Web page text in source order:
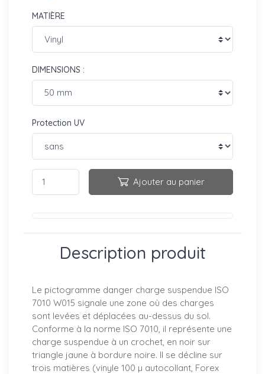
MATIÈRE
DIMENSIONS :
Protection UV
Ajouter au panier
Description produit
Le pictogramme danger charge suspendue ISO
7010 W015 signale une zone où des charges
sont levées et déplacées au-dessus du sol.
Conforme à la norme ISO 7010, il représente une
charge suspendue à un crochet, en noir sur
triangle jaune à bordure noire. Il se décline sur
trois matières (vinyle 100 µ autocollant, Forex